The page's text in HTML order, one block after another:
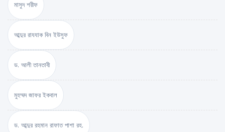
মাসুদ শরীফ
আব্দুর রাযযাক বিন ইউসুফ
ড. আলী তানতাবী
মুহম্মদ জাফর ইকবাল
ড. আব্দুর রহমান রাফাত পাশা রহ.